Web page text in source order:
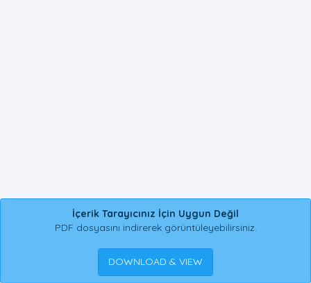
İçerik Tarayıcınız İçin Uygun Değil
PDF dosyasını indirerek görüntüleyebilirsiniz.
DOWNLOAD & VIEW